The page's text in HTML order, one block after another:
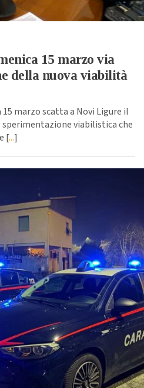
15 marzo via
della nuova viabilità
15 marzo scatta a Novi Ligure il
viabilistica che
[...]